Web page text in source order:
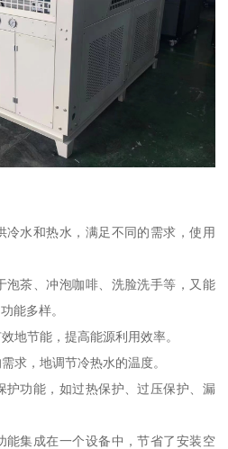
冷水和热水，满足不同的需求，使用
泡茶、冲泡咖啡、洗脸洗手等，又能
能多样。
地节能，提高能源利用效率。
求，地调节冷热水的温度。
护功能，如过热保护、过压保护、漏
能集成在一个设备中，节省了安装空